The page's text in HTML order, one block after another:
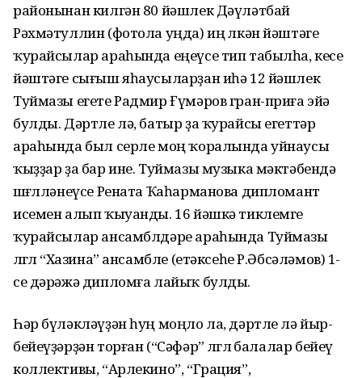
районынан килгән 80 йәшлек Дәүләтбай
Рәхмәтуллин (фотола уңда) иң өлкән йәштәге
ҡурайсылар араһында еңеүсе тип табылһа, кесе
йәштәге сығыш яһаусыларҙан иһә 12 йәшлек
Туймазы егете Радмир Ғүмәров гран-приға эйә
булды. Дәртле лә, батыр ҙа ҡурайсы егеттәр
араһында был серле моң ҡоралында уйнаусы
ҡыҙҙар ҙа бар ине. Туймазы музыка мәктәбендә
шөғөлләнеүсе Рената Ҡаһарманова дипломант
исемен алып ҡыуанды. 16 йәшкә тиклемге
ҡурайсылар ансамблдәре араһында Туймазы
өлгөлө “Хазина” ансамбле (етәксеһе Р.Әбсәләмов) 1-
се дәрәжә дипломға лайыҡ булды.
Һәр бүләкләүҙән һуң моңло ла, дәртле лә йыр-
бейеүҙәрҙән торған (“Сәфәр” өлгөлө балалар бейеү
коллективы, “Арлекино”, “Грация”,